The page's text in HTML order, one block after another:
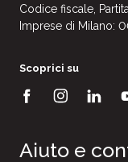
Codice fiscale,
Imprese di Milano:
Scoprici su
Aiuto e